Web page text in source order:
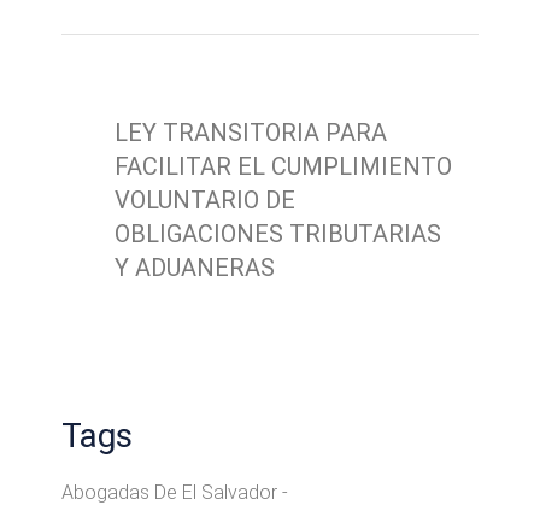
LEY TRANSITORIA PARA
FACILITAR EL CUMPLIMIENTO
VOLUNTARIO DE
OBLIGACIONES TRIBUTARIAS
Y ADUANERAS
Tags
Abogadas De El Salvador